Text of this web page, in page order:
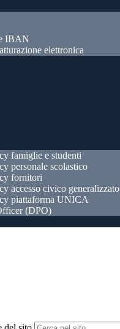
IBAN
elettronica
famiglie e studenti
personale scolastico
fornitori
accesso civico generalizzato
piattaforma UNICA
(DPO)